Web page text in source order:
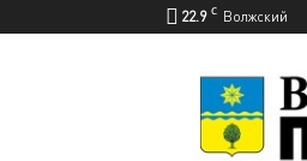
22.9 C Волжский